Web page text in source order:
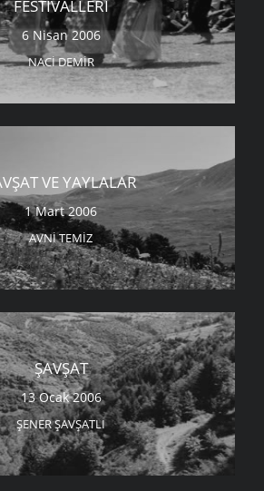
FESTIVALLERI
6 Nisan 2006
NACI DEMIR
VE YAYLALAR
1 Mart 2006
AVNI TEMIZ
ŞAVŞAT
13 Ocak 2006
ŞENER ŞAVŞATLI